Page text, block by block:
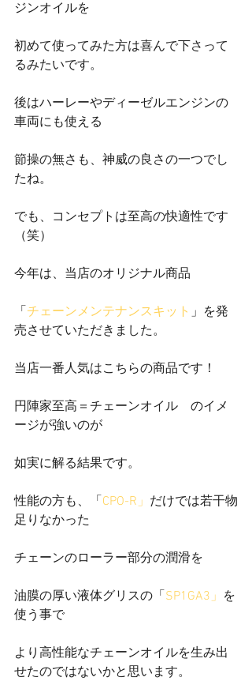
ジンオイルを
初めて使ってみた方は喜んで下さって
るみたいです。
後はハーレーやディーゼルエンジンの
車両にも使える
節操の無さも、神威の良さの一つでし
たね。
でも、コンセプトは至高の快適性です
（笑）
今年は、当店のオリジナル商品
「 チェーンメンテナンスキット 」を発
売させていただきました。
当店一番人気はこちらの商品です！
円陣家至高＝チェーンオイル　のイメ
ージが強いのが
如実に解る結果です。
性能の方も、「 CPO-R」 だけでは若干物
足りなかった
チェーンのローラー部分の潤滑を
油膜の厚い液体グリスの「 SP1GA3」 を
使う事で
より高性能なチェーンオイルを生み出
せたのではないかと思います。